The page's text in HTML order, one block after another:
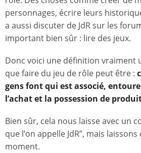
personnages, écrire leurs
a aussi discuter de JdR sur les
important bien sûr : lire des jeux.
Donc voici une définition vraiment
que faire du jeu de rôle peut être :
gens font qui est associé,
l’achat et la possession de
Bien sûr, cela nous laisse avec un
que l’on appelle JdR”, mais
moment.